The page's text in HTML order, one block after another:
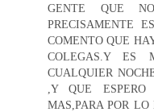
GENTE QUE NO
PRECISAMENTE
COMENTO QUE
COLEGAS.Y ES
CUALQUIER
,Y QUE
MAS,PARA POR